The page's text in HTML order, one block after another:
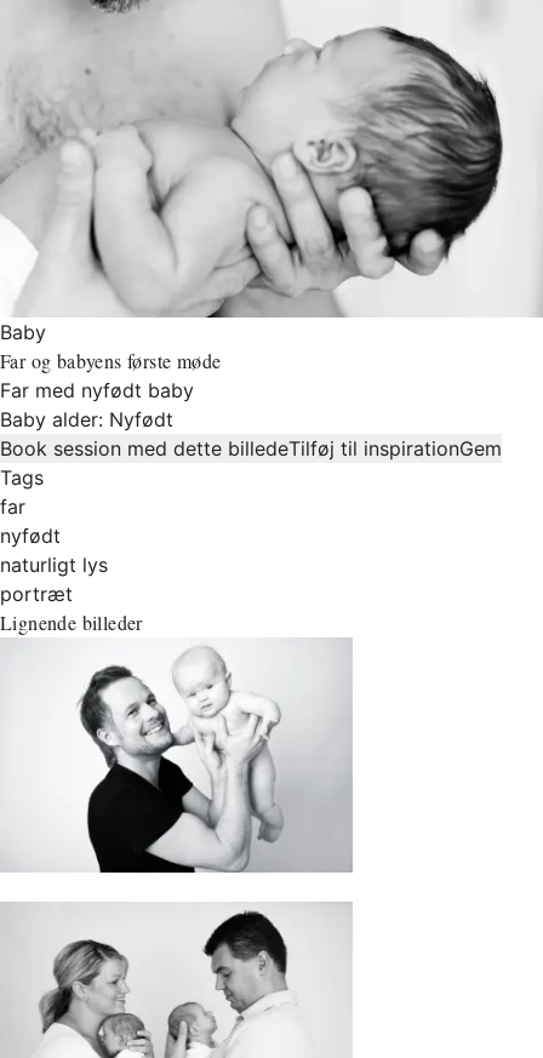
Baby
Far og babyens første møde
Far med nyfødt baby
Baby alder: Nyfødt
Book session med dette billedeTilføj til inspirationGem
Tags
far
nyfødt
naturligt lys
portræt
Lignende billeder